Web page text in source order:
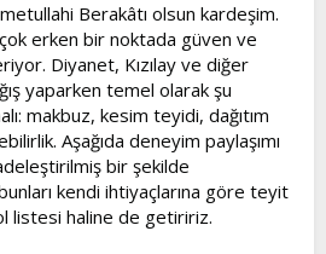
Berakâtı olsun kardeşim.
erken bir noktada güven ve
Diyanet, Kızılay ve diğer
yaparken temel olarak şu
makbuz, kesim teyidi, dağıtım
Aşağıda deneyim paylaşımı
bir şekilde
kendi ihtiyaçlarına göre teyit
listesi haline de getiririz.